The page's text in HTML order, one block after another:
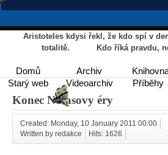
Aristoteles kdysi řekl, že kdo spí v
totalitě. Kdo říká pravdu,
Domů Archiv
Starý web
Videoarchiv Příběhy
Konec Nečasovy éry
Created: Monday, 10 January 2011 00:00
Written by redakce
Hits: 1626